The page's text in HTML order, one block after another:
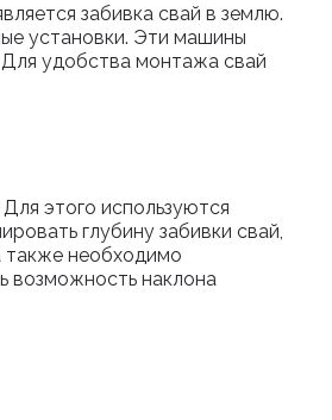
забивка свай в землю.
установки. Эти машины
удобства монтажа свай
этого используются
глубину забивки свай,
также необходимо
возможность наклона